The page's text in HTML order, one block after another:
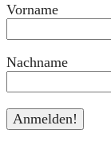
Vorname
Nachname